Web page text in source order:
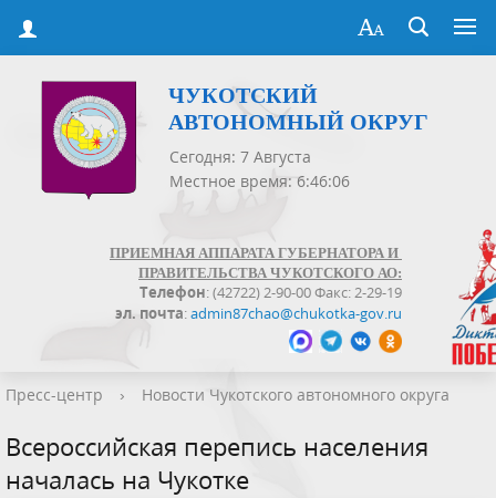
ЧУКОТСКИЙ
АВТОНОМНЫЙ ОКРУГ
Сегодня: 7 Августа
Местное время: 6:46:07
ПРИЕМНАЯ АППАРАТА ГУБЕРНАТОРА И
ПРАВИТЕЛЬСТВА ЧУКОТСКОГО АО:
Телефон: (42722) 2-90-00 Факс: 2-29-19
эл. почта:admin87chao@chukotka-gov.ru
Пресс-центр › Новости Чукотского автономного округа
Всероссийская перепись населения
началась на Чукотке